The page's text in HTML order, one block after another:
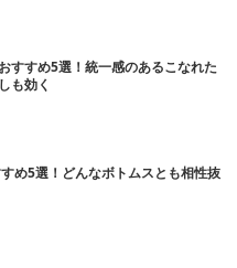
すすめ5選！統一感のあるこなれた
も効く
め5選！どんなボトムスとも相性抜